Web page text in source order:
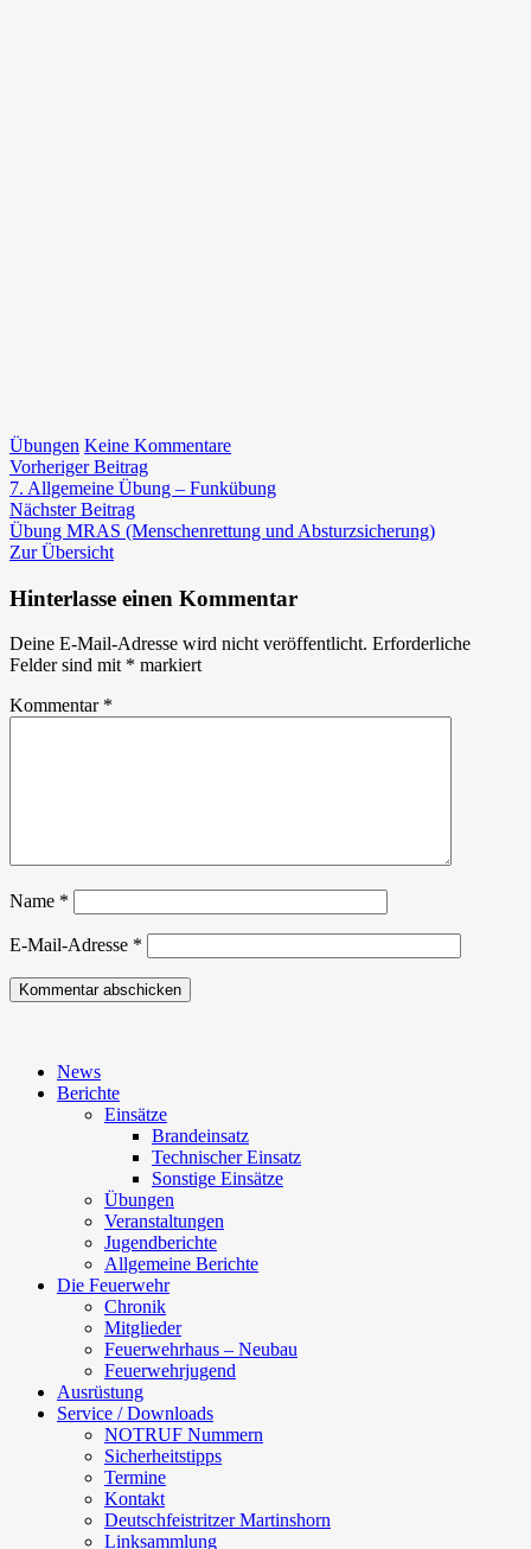
Übungen Keine Kommentarezu
Allgemeine
gemeinsam
Roten
–
Beitragsnavigation
Vorheriger BeitragVorheriger
Beitrag:
7. Allgemeine Übung – Funkübung
Nächster BeitragNächster
Beitrag:
Übung MRAS (Menschenrettung und Absturzsicherung)
Zur Übersicht
Hinterlasse einen Kommentar
Deine E-Mail-Adresse wird nicht veröffentlicht. Erforderliche
Felder sind mit * markiert
Kommentar *
Name *
E-Mail-Adresse *
News
Berichte
Einsätze
Brandeinsatz
Technischer Einsatz
Sonstige Einsätze
Übungen
Veranstaltungen
Jugendberichte
Allgemeine Berichte
Die Feuerwehr
Chronik
Mitglieder
Feuerwehrhaus – Neubau
Feuerwehrjugend
Ausrüstung
Service / Downloads
NOTRUF Nummern
Sicherheitstipps
Termine
Kontakt
Deutschfeistritzer Martinshorn
Linksammlung